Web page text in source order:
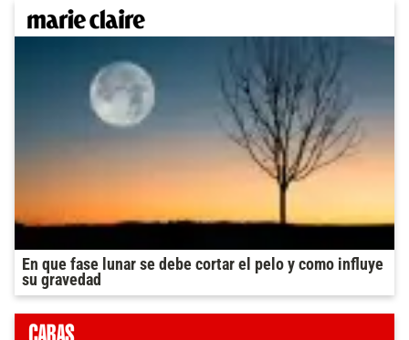
En que fase lunar se debe cortar el pelo y como influye
su gravedad